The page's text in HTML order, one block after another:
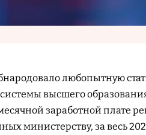
любопытную
высшего
заработной плате
министерству, за весь